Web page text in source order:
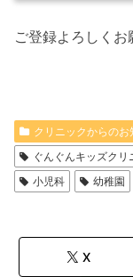
ご登録よろしくお
クリニックからのお
ぐんぐんキッズクリ
小児科
幼稚園
X